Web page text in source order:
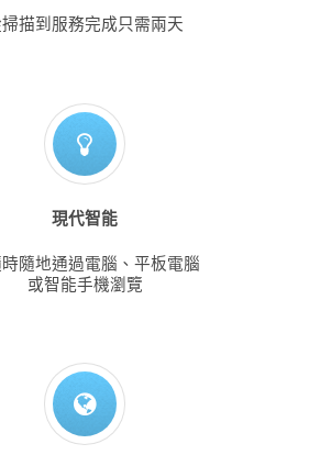
描到服務完成只需兩天
現代智能
隨地通過電腦、平板電腦
或智能手機瀏覽